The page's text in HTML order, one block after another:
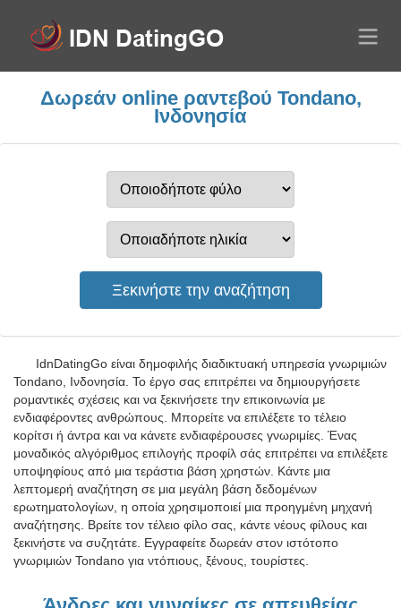
Δωρεάν online ραντεβού Tondano,
Ινδονησία
IdnDatingGo είναι δημοφιλής διαδικτυακή υπηρεσία γνωριμιών
Tondano, Ινδονησία. Το έργο σας επιτρέπει να δημιουργήσετε
ρομαντικές σχέσεις και να ξεκινήσετε την επικοινωνία με
ενδιαφέροντες ανθρώπους. Μπορείτε να επιλέξετε το τέλειο
κορίτσι ή άντρα και να κάνετε ενδιαφέρουσες γνωριμίες. Ένας
μοναδικός αλγόριθμος επιλογής προφίλ σάς επιτρέπει να επιλέξετε
υποψηφίους από μια τεράστια βάση χρηστών. Κάντε μια
λεπτομερή αναζήτηση σε μια μεγάλη βάση δεδομένων
ερωτηματολογίων, η οποία χρησιμοποιεί μια προηγμένη μηχανή
αναζήτησης. Βρείτε τον τέλειο φίλο σας, κάντε νέους φίλους και
ξεκινήστε να συζητάτε. Εγγραφείτε δωρεάν στον ιστότοπο
γνωριμιών Tondano για ντόπιους, ξένους, τουρίστες.